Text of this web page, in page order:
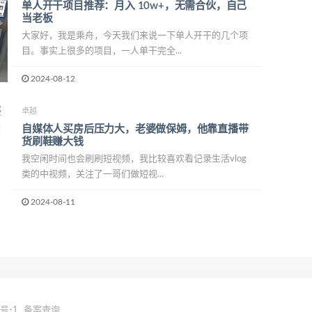
单人开干项目推荐：月入 10w+，无需合伙，自己
当老板
大家好，我是乘舟，今天我们来说一下单人开干的几个项
目。事实上很多的项目，一人单干完全...
2024-08-12
卓越
自媒体人买房后压力大，老婆做保姆，他靠直播带
货刷鞋赚大钱
我空闲时间也会刷刷短视频，我比较喜欢看记录生活vlog
类的中视频，关注了一哥们做短视...
2024-08-11